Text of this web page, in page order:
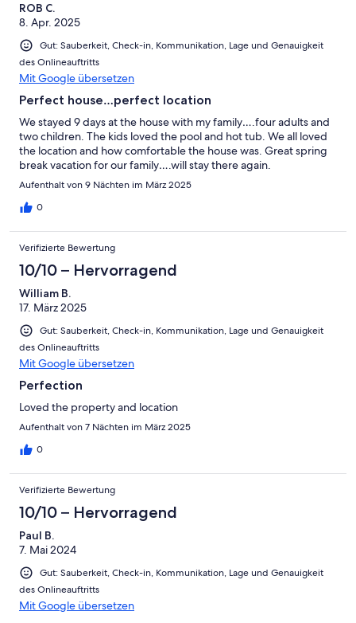
ROB C.
8. Apr. 2025
Gut: Sauberkeit, Check-in, Kommunikation, Lage und Genauigkeit
des Onlineauftritts
Mit Google übersetzen
Perfect house…perfect location
We stayed 9 days at the house with my family….four adults and
two children. The kids loved the pool and hot tub. We all loved
the location and how comfortable the house was. Great spring
break vacation for our family….will stay there again.
Aufenthalt von 9 Nächten im März 2025
0
Verifizierte Bewertung
10/10 – Hervorragend
William B.
17. März 2025
Gut: Sauberkeit, Check-in, Kommunikation, Lage und Genauigkeit
des Onlineauftritts
Mit Google übersetzen
Perfection
Loved the property and location
Aufenthalt von 7 Nächten im März 2025
0
Verifizierte Bewertung
10/10 – Hervorragend
Paul B.
7. Mai 2024
Gut: Sauberkeit, Check-in, Kommunikation, Lage und Genauigkeit
des Onlineauftritts
Mit Google übersetzen